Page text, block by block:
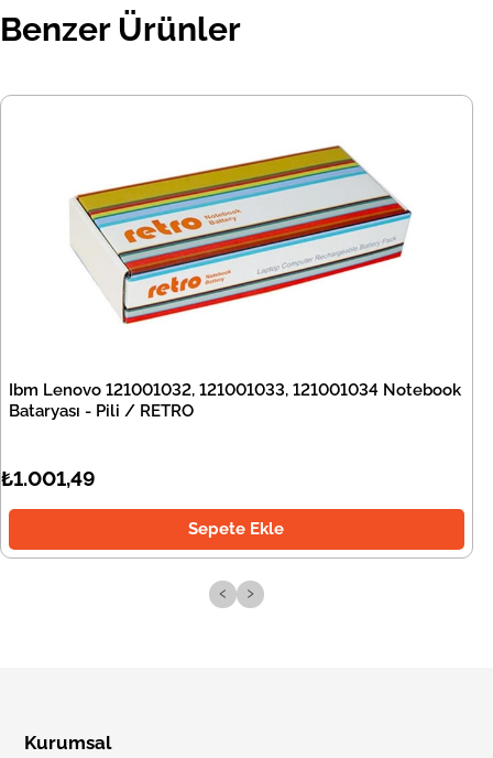
Benzer Ürünler
Ibm Lenovo 121001032, 121001033, 121001034 Notebook
Bataryası - Pili / RETRO
₺1.001,49
Sepete Ekle
‹ ›
Kurumsal